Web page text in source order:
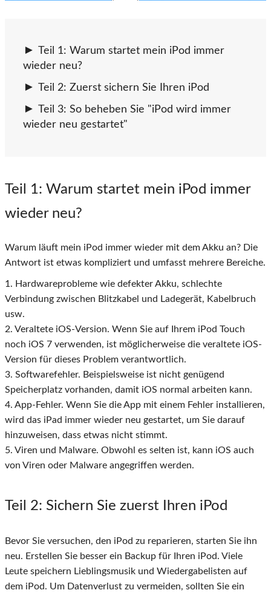
Teil 1: Warum startet mein iPod immer
wieder neu?
Teil 2: Zuerst sichern Sie Ihren iPod
Teil 3: So beheben Sie "iPod wird immer
wieder neu gestartet"
Teil 1: Warum startet mein iPod immer
wieder neu?
Warum läuft mein iPod immer wieder mit dem Akku an? Die
Antwort ist etwas kompliziert und umfasst mehrere Bereiche.
1. Hardwareprobleme wie defekter Akku, schlechte
Verbindung zwischen Blitzkabel und Ladegerät, Kabelbruch
usw.
2. Veraltete iOS-Version. Wenn Sie auf Ihrem iPod Touch
noch iOS 7 verwenden, ist möglicherweise die veraltete iOS-
Version für dieses Problem verantwortlich.
3. Softwarefehler. Beispielsweise ist nicht genügend
Speicherplatz vorhanden, damit iOS normal arbeiten kann.
4. App-Fehler. Wenn Sie die App mit einem Fehler installieren,
wird das iPad immer wieder neu gestartet, um Sie darauf
hinzuweisen, dass etwas nicht stimmt.
5. Viren und Malware. Obwohl es selten ist, kann iOS auch
von Viren oder Malware angegriffen werden.
Teil 2: Sichern Sie zuerst Ihren iPod
Bevor Sie versuchen, den iPod zu reparieren, starten Sie ihn
neu. Erstellen Sie besser ein Backup für Ihren iPod. Viele
Leute speichern Lieblingsmusik und Wiedergabelisten auf
dem iPod. Um Datenverlust zu vermeiden, sollten Sie ein